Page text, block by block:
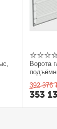
Ворота
392 376
353